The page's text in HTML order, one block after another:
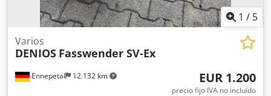
1 / 5
Ennepetal 12.132 km
Varios
DENIOS Fasswender SV-Ex
EUR 1.200
precio fijo IVA no incluído